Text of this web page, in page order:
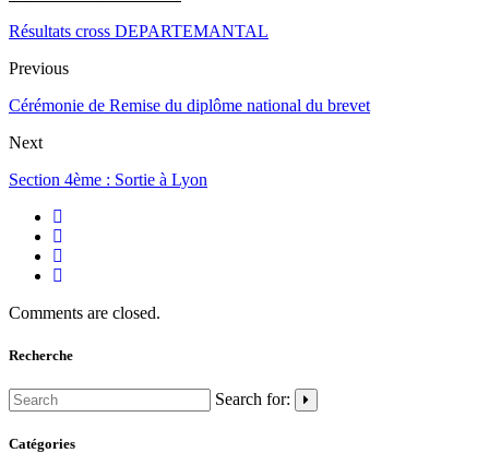
Résultats cross DEPARTEMANTAL
Previous
Cérémonie de Remise du diplôme national du brevet
Next
Section 4ème : Sortie à Lyon
Comments are closed.
Recherche
Search for:
Catégories